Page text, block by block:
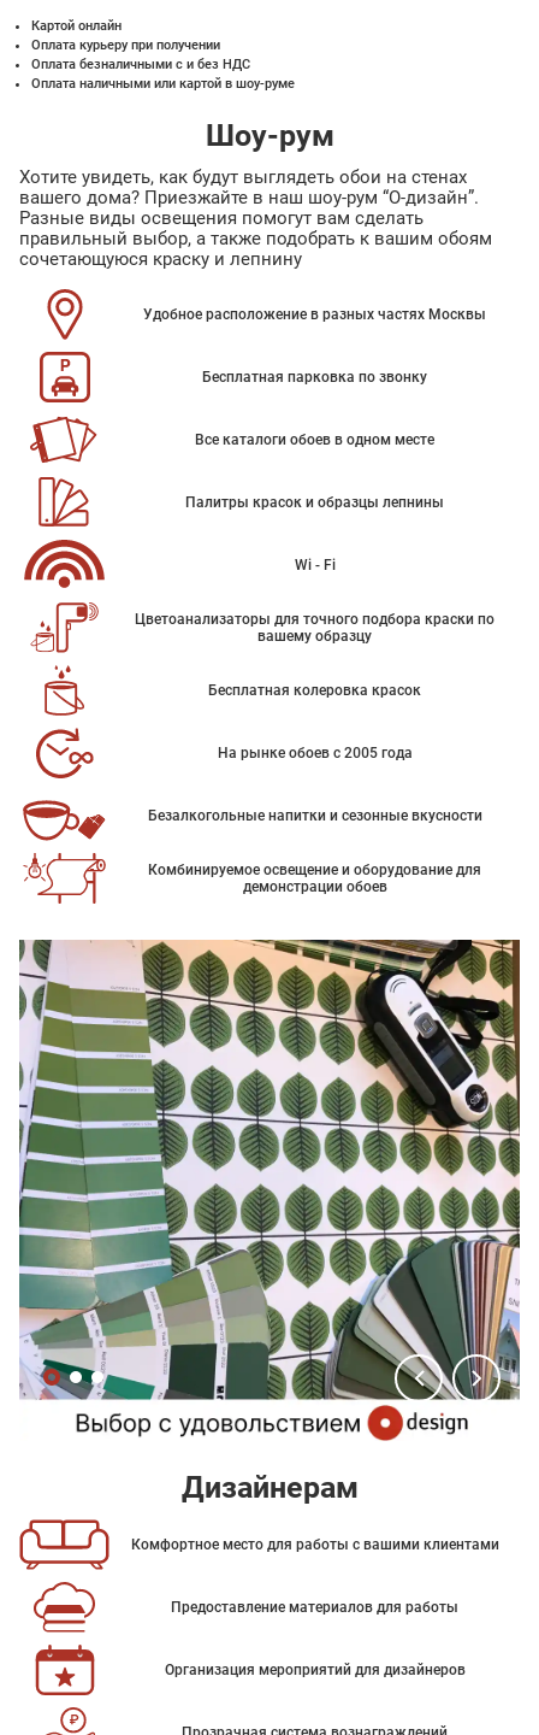
Картой онлайн
Оплата курьеру при получении
Оплата безналичными с и без НДС
Оплата наличными или картой в шоу-руме
Шоу-рум
Хотите увидеть, как будут выглядеть обои на стенах
вашего дома? Приезжайте в наш шоу-рум “О-дизайн”.
Разные виды освещения помогут вам сделать
правильный выбор, а также подобрать к вашим обоям
сочетающуюся краску и лепнину
Удобное расположение в разных частях Москвы
Бесплатная парковка по звонку
Все каталоги обоев в одном месте
Палитры красок и образцы лепнины
Wi - Fi
Цветоанализаторы для точного подбора краски по
вашему образцу
Бесплатная колеровка красок
На рынке обоев с 2005 года
Безалкогольные напитки и сезонные вкусности
Комбинируемое освещение и оборудование для
демонстрации обоев
Дизайнерам
Комфортное место для работы с вашими клиентами
Предоставление материалов для работы
Организация мероприятий для дизайнеров